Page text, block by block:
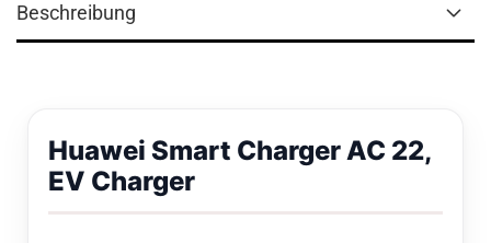
Beschreibung
Huawei Smart Charger AC 22,
EV Charger